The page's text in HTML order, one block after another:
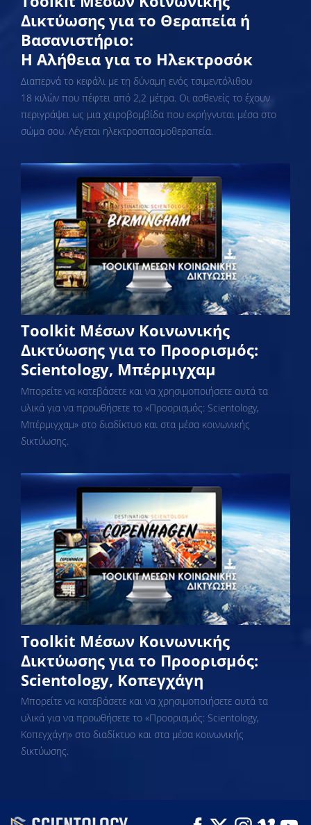
Δικτύωσης για το Θεραπεία ή
Βασανιστήριο:
Η Αλήθεια για το Ηλεκτροσόκ
Διαπερνά το κεφάλι με τη δύναμη ενός τσιμεντόλιθου
18 κιλών που πέφτει από 2,2 μέτρα. Οι ασθενείς το έχουν
περιγράψει ως μια χειροβομβίδα που εκρήγνυται μέσα στο
σώμα σου. Λέγεται ηλεκτροσπασμοθεραπεία.
Toolkit Μέσων Κοινωνικής
Δικτύωσης για το Προορισμός:
Scientology, Μπέρμιγχαμ
Μπορείτε να κατεβάσετε και να χρησιμοποιήσετε αυτά τα
υλικά για να προωθήσετε το «Προορισμός: Scientology,
Μπέρμιγχαμ» στο διαδίκτυο και στα μέσα κοινωνικής
δικτύωσης.
Toolkit Μέσων Κοινωνικής
Δικτύωσης για το Προορισμός:
Scientology, Κοπεγχάγη
Μπορείτε να κατεβάσετε και να χρησιμοποιήσετε αυτά τα
υλικά για να προωθήσετε το «Προορισμός: Scientology,
Κοπεγχάγη» στο διαδίκτυο και στα μέσα κοινωνικής
δικτύωσης.